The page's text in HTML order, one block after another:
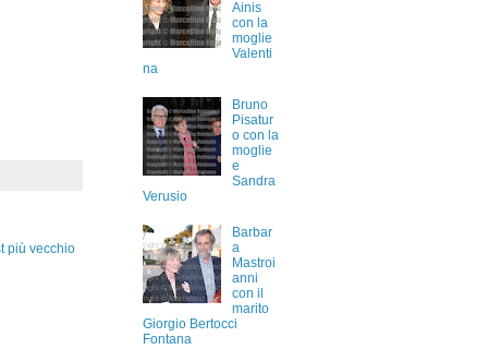
più vecchio
Ainis
con la
moglie
Valenti
na
Bruno
Pisatur
o con la
moglie
e
Sandra
Verusio
Barbar
a
Mastroi
anni
con il
marito
Giorgio Bertocci
Fontana